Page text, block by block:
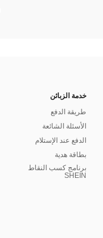
خدمة الزبائن
طريقة الدفع
الأسئلة الشائعة
الدفع عند الإستلام
بطاقة هدية
برنامج كسب النقاط
SHEIN